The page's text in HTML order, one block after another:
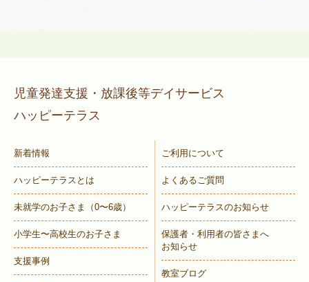
ご利用について
トレキング DIDIM
児童発達支援・放課後等デイサービス
ハッピーテラス
新着情報
ハッピーテラスとは
未就学のお子さま （0〜6歳）
小学生〜高校生のお子さま
支援事例
ご利用について
よくあるご質問
ハッピーテラスのお知らせ
保護者・利用者の皆さまへ
お知らせ
教室ブログ